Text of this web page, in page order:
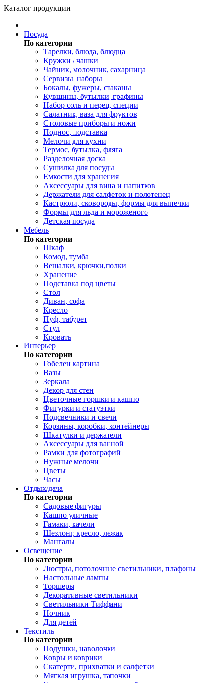
Каталог продукции
Посуда
По категории
Тарелки, блюда, блюдца
Кружки / чашки
Чайник, молочник, сахарница
Сервизы, наборы
Бокалы, фужеры, стаканы
Кувшины, бутылки, графины
Набор соль и перец, специи
Салатник, ваза для фруктов
Столовые приборы и ножи
Поднос, подставка
Мелочи для кухни
Термос, бутылка, фляга
Разделочная доска
Сушилка для посуды
Емкости для хранения
Аксессуары для вина и напитков
Держатели для салфеток и полотенец
Кастрюли, сковороды, формы для выпечки
Формы для льда и мороженого
Детская посуда
Мебель
По категории
Шкаф
Комод, тумба
Вешалки, крючки,полки
Хранение
Подставка под цветы
Стол
Диван, софа
Кресло
Пуф, табурет
Стул
Кровать
Интерьер
По категории
Гобелен картина
Вазы
Зеркала
Декор для стен
Цветочные горшки и кашпо
Фигурки и статуэтки
Подсвечники и свечи
Корзины, коробки, контейнеры
Шкатулки и держатели
Аксессуары для ванной
Рамки для фотографий
Нужные мелочи
Цветы
Часы
Отдых/дача
По категории
Садовые фигуры
Кашпо уличные
Гамаки, качели
Шезлонг, кресло, лежак
Мангалы
Освещение
По категории
Люстры, потолочные светильники, плафоны
Настольные лампы
Торшеры
Декоративные светильники
Светильники Тиффани
Ночник
Для детей
Текстиль
По категории
Подушки, наволочки
Ковры и коврики
Скатерти, прихватки и салфетки
Мягкая игрушка, тапочки